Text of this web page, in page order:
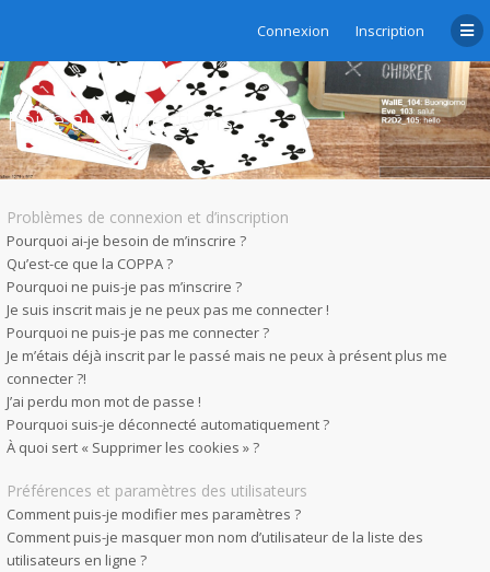
Connexion Inscription
Foire aux questions
Problèmes de connexion et d’inscription
Pourquoi ai-je besoin de m’inscrire ?
Qu’est-ce que la COPPA ?
Pourquoi ne puis-je pas m’inscrire ?
Je suis inscrit mais je ne peux pas me connecter !
Pourquoi ne puis-je pas me connecter ?
Je m’étais déjà inscrit par le passé mais ne peux à présent plus me
connecter ?!
J’ai perdu mon mot de passe !
Pourquoi suis-je déconnecté automatiquement ?
À quoi sert « Supprimer les cookies » ?
Préférences et paramètres des utilisateurs
Comment puis-je modifier mes paramètres ?
Comment puis-je masquer mon nom d’utilisateur de la liste des
utilisateurs en ligne ?